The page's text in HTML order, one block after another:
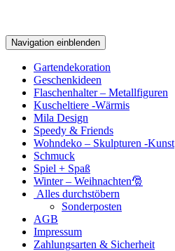
Navigation einblenden
Gartendekoration
Geschenkideen
Flaschenhalter – Metallfiguren
Kuscheltiere -Wärmis
Mila Design
Speedy & Friends
Wohndeko – Skulpturen -Kunst
Schmuck
Spiel + Spaß
Winter – Weihnachten🎅
Alles durchstöbern
Sonderposten
AGB
Impressum
Zahlungsarten & Sicherheit